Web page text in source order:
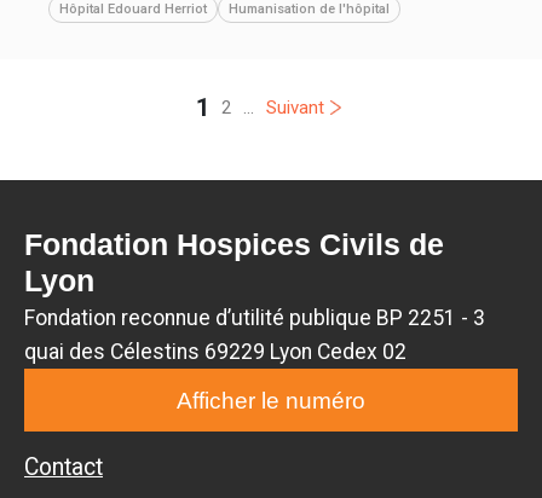
Hôpital Edouard Herriot Humanisation de l'hôpital
1 2 Suivant
Fondation Hospices Civils de
Lyon
Fondation reconnue d’utilité publique BP 2251 - 3
quai des Célestins 69229 Lyon Cedex 02
Afficher le numéro
Contact